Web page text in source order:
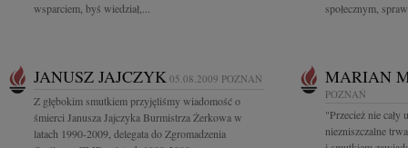
wsparciem, byś wiedział,...
społecznym,
JANUSZ JAJCZYK 05.08.2009 POZNAŃ
Z głębokim smutkiem przyjęliśmy wiadomość o
śmierci Janusza Jajczyka Burmistrza Żerkowa w
latach 1990-2009, delegata do Zgromadzenia
MARIAN
POZNAŃ
"Przecież nie cały
niezniszczalne